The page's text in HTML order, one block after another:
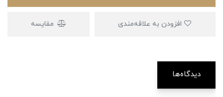
مقایسه
دیدگاه‌ها